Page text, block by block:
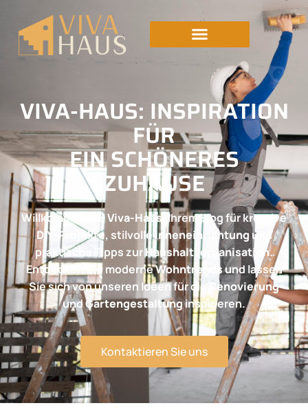
VIVA-HAUS: INSPIRATION
FÜR
EIN SCHÖNERES
ZUHAUSE
Willkommen beiViva-Haus , Ihrem Blog für kreative
DIY-Projekte, stilvolleInneneinrichtung und
praktische Tipps zurHaushaltsorganisation.
Entdecken Sie moderneWohntrendsund lassen
Sie sich von unseren Ideen für die
Renovierung
undGartengestaltunginspirieren.
Kontaktieren Sie uns